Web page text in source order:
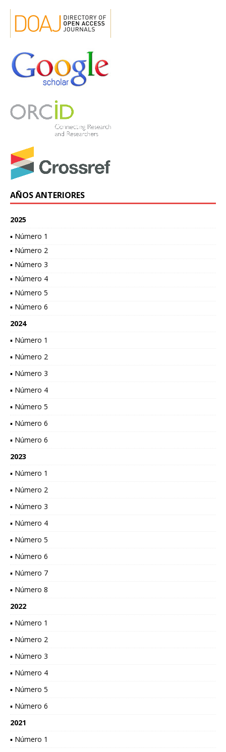
AÑOS ANTERIORES
2025
▪ Número 1
▪ Número 2
▪ Número 3
▪ Número 4
▪ Número 5
▪ Número 6
2024
▪ Número 1
▪ Número 2
▪ Número 3
▪ Número 4
▪ Número 5
▪ Número 6
▪ Número 6
2023
▪ Número 1
▪ Número 2
▪ Número 3
▪ Número 4
▪ Número 5
▪ Número 6
▪ Número 7
▪ Número 8
2022
▪ Número 1
▪ Número 2
▪ Número 3
▪ Número 4
▪ Número 5
▪ Número 6
2021
▪ Número 1